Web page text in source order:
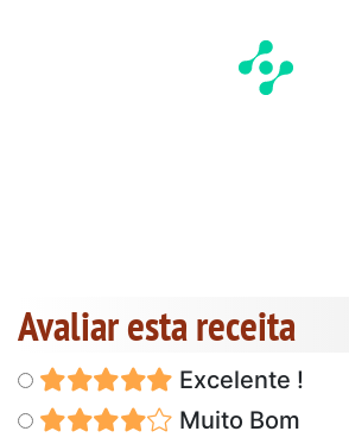
Avaliar esta receita
Excelente !
Muito Bom